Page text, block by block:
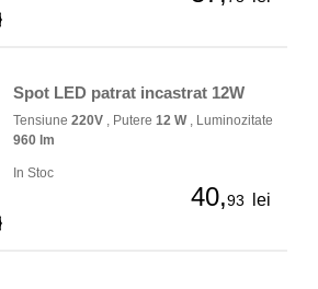
Spot LED patrat incastrat 12W
Tensiune 220V , Putere 12 W, Luminozitate
960 lm
In Stoc
40,93 lei